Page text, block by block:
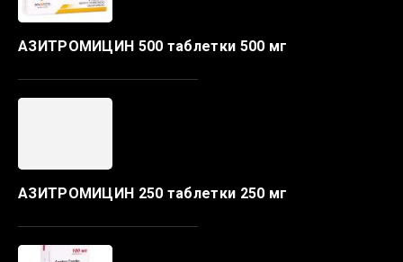
АЗИТРОМИЦИН 500 таблетки 500 мг
АЗИТРОМИЦИН 250 таблетки 250 мг